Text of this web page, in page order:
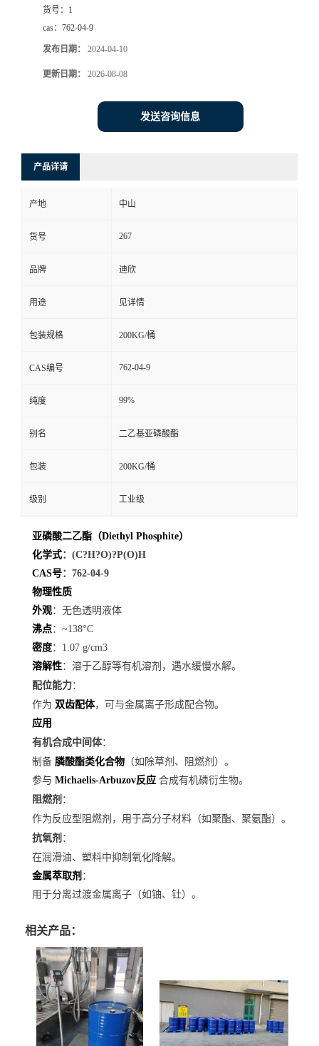
式
在
线
留
言
货号： 1
cas： 762-04-9
发布日期： 2024-04-10
更新日期： 2026-08-08
发送咨询信息
产品详请
产地 中山
货号 267
品牌 迪欣
用途 见详情
包装规格 200KG/桶
CAS编号 762-04-9
纯度 99%
别名 二乙基亚磷酸酯
包装 200KG/桶
级别 工业级
亚磷酸二乙酯（Diethyl Phosphite）
化学式：(C?H?O)?P(O)H
CAS号：762-04-9
物理性质
外观：无色透明液体
沸点：~138°C
密度：1.07 g/cm3
溶解性：溶于乙醇等有机溶剂，遇水缓慢水解。
配位能力：
作为 双齿配体，可与金属离子形成配合物。
应用
有机合成中间体：
制备 膦酸酯类化合物 （如除草剂、阻燃剂）。
参与 Michaelis-Arbuzov反应 合成有机磷衍生物。
阻燃剂 ：
作为反应型阻燃剂，用于高分子材料（如聚酯、聚氨酯）。
抗氧剂 ：
在润滑油、塑料中抑制氧化降解。
金属萃取剂 ：
用于分离过渡金属离子（如铀、钍）。
相关产品：